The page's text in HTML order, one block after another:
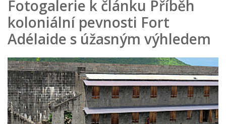
Fotogalerie k článku Příběh
koloniální pevnosti Fort
Adélaide s úžasným výhledem